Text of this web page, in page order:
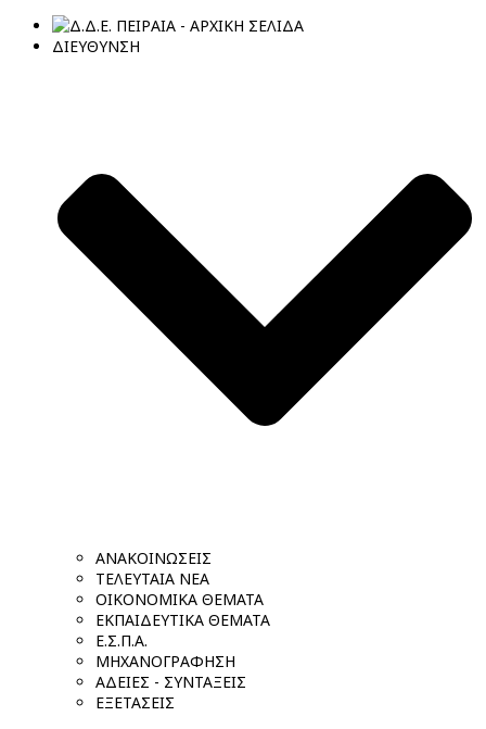
ΔΙΕΥΘΥΝΣΗ
ΑΝΑΚΟΙΝΩΣΕΙΣ
ΤΕΛΕΥΤΑΙΑ ΝΕΑ
ΟΙΚΟΝΟΜΙΚΑ ΘΕΜΑΤΑ
ΕΚΠΑΙΔΕΥΤΙΚΑ ΘΕΜΑΤΑ
Ε.Σ.Π.Α.
ΜΗΧΑΝΟΓΡΑΦΗΣΗ
ΑΔΕΙΕΣ - ΣΥΝΤΑΞΕΙΣ
ΕΞΕΤΑΣΕΙΣ